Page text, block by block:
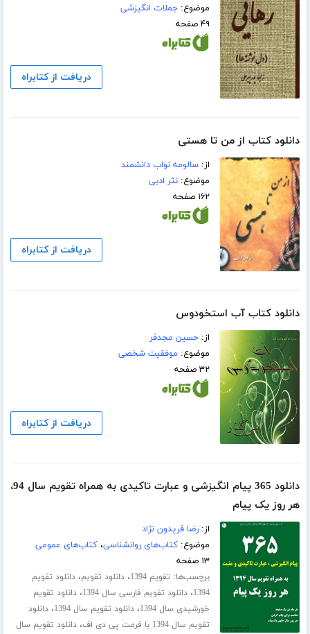
موضوع:جملات انگیزشی
۴۹ صفحه
دریافت از کتابراه
دانلود کتاب از من تا هستی
از:سالومه نواب دانشمند
موضوع:نثر ادبی
۱۶۲ صفحه
دریافت از کتابراه
دانلود کتاب آب استخودوس
از:حسین مجدفر
موضوع: موفقیت شخصی
۳۲ صفحه
دریافت از کتابراه
دانلود 365 پیام انگیزشی و عبارت تاکیدی به همراه تقویم سال 94،
هر روز یک پیام
از:رضا فریدون نژاد
موضوع:کتاب‌های روانشناسی،کتاب‌های عمومی
۱۳ صفحه
برچسب‌ها: تقویم 1394 ،دانلود تقویم،دانلود تقویم
1394،دانلود تقویم فارسی سال 1394 ،دانلود تقویم
خورشیدی سال 1394
،دانلود تقویم سال 1394 ،دانلود
تقویم سال 1394 با فرمت پی دی اف
،دانلود تقویم سال